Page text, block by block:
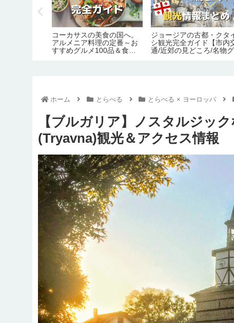
コーカサスの美食の国へ。
アルメニア料理の定番～お
すすめグルメ100品＆食文
ジョージアの古都・クタ
シ観光完全ガイド【市内
通/近郊の見どころ/名物
ホーム とらべる とらべる × ヨーロッパ
【ブルガリア】ノスタルジッ
(Tryavna)観光＆アクセス情報